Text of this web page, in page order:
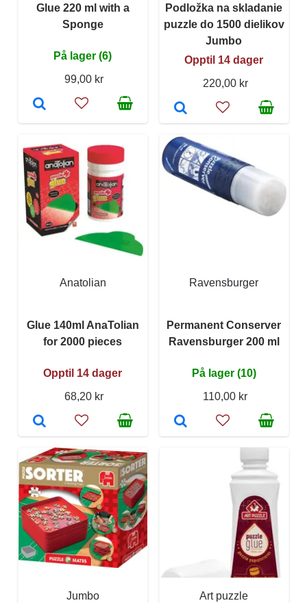
Glue 220 ml with a
Sponge
På lager (6)
99,00 kr
Podložka na skladanie
puzzle do 1500 dielikov
Jumbo
Opptil 14 dager
220,00 kr
Anatolian
Glue 140ml AnaTolian
for 2000 pieces
Opptil 14 dager
68,20 kr
Ravensburger
Permanent Conserver
Ravensburger 200 ml
På lager (10)
110,00 kr
Jumbo Art puzzle